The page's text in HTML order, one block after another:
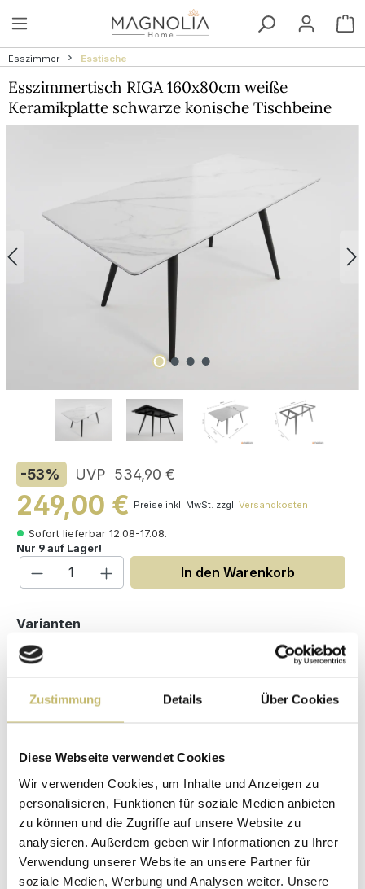
Zustimmung Details Über Cookies
Diese Webseite verwendet Cookies
Wir verwenden Cookies, um Inhalte und Anzeigen zu
personalisieren, Funktionen für soziale Medien anbieten
zu können und die Zugriffe auf unsere Website zu
analysieren. Außerdem geben wir Informationen zu Ihrer
Verwendung unserer Website an unsere Partner für
soziale Medien, Werbung und Analysen weiter. Unsere
Zum Hauptinhalt springen
Esszimmer Esstische
Esszimmertisch RIGA 160x80cm weiße
Keramikplatte schwarze konische Tischbeine
-53% UVP 534,90 €
249,00 € Preise inkl. MwSt. zzgl. Versandkosten
Sofort lieferbar 12.08-17.08.
Nur 9 auf Lager!
Produkt Anzahl: Gib den
In den Warenkorb
Varianten
Maße (H/B/T): 75 / 160 / 80 cm
Hochwertige
Materialien
Herstellerpreis
ohne
Zwischenhändler
Kundenbetreuung
mit bester
Bewertung
Gut verpackt für
beschädigungsfreie
Lieferung